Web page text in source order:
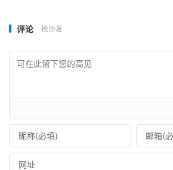
评论 抢沙发